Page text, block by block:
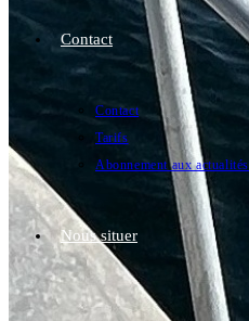
Contact
Contact
Tarifs
Abonnement aux actualités
Nous situer